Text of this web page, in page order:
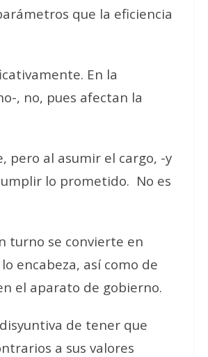
que la eficiencia
En la
, no, pues afectan la
pero al asumir el cargo, -y
lo prometido. No es
turno se convierte en
encabeza, así como de
el aparato de gobierno.
de tener que
a sus valores